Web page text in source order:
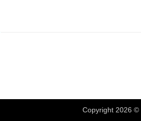
Copyright 2026 ©